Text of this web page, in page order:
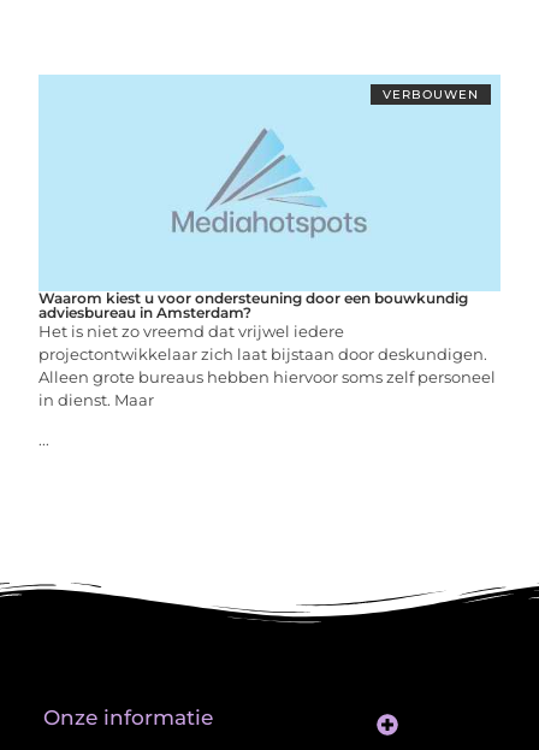
VERBOUWEN
Waarom kiest u voor ondersteuning door een bouwkundig
adviesbureau in Amsterdam?
Het is niet zo vreemd dat vrijwel iedere
projectontwikkelaar zich laat bijstaan door deskundigen.
Alleen grote bureaus hebben hiervoor soms zelf personeel
in dienst. Maar
...
Onze informatie